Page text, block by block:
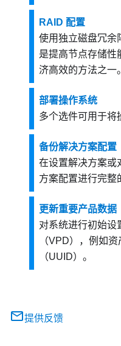
RAID 配置
使用独立磁盘冗余
是提高节点存储性
济高效的方法之一。
部署操作系统
多个选件可用于将
备份解决方案配置
在设置解决方案或
方案配置进行完整
更新重要产品数据
对系统进行初始设
（VPD），例如
（UUID）。
提供反馈